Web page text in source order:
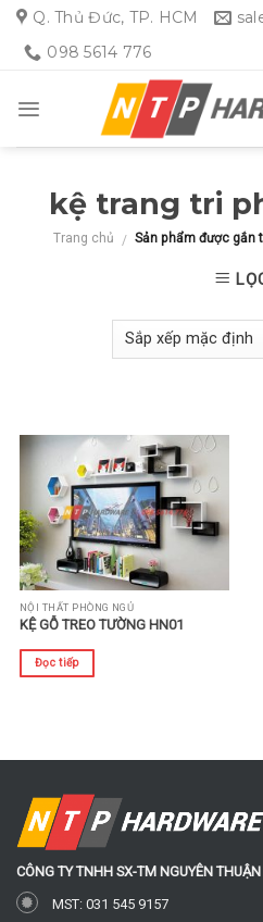
Skip
content
Q. Thủ Đức, TP. HCM
098 5614 776
kệ trang tri
Trang chủ / Sản phẩm được gắn
NỘI THẤT PHÒNG NGỦ
KỆ GỖ TREO TƯỜNG HN01
Đọc tiếp
CÔNG TY TNHH SX-TM NGUYÊN
MST: 031 545 9157